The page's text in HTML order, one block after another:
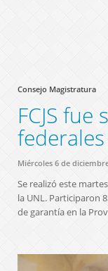
Consejo Magistratura
FCJS
Miércoles 6 de
Se realizó este
la UNL. Participaron
de garantía en la